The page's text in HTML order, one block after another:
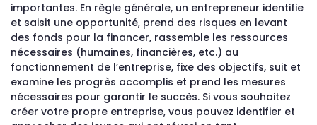
importantes. En règle générale, un entrepreneur identifie
et saisit une opportunité, prend des risques en levant
des fonds pour la financer, rassemble les ressources
nécessaires (humaines, financières, etc.) au
fonctionnement de l’entreprise, fixe des objectifs, suit et
examine les progrès accomplis et prend les mesures
nécessaires pour garantir le succès. Si vous souhaitez
créer votre propre entreprise, vous pouvez identifier et